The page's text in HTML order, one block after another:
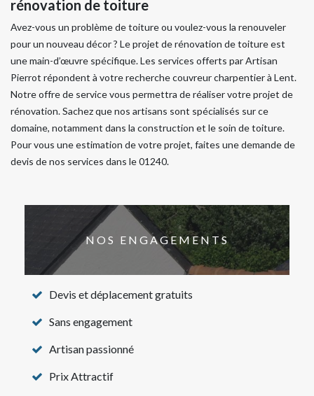
rénovation de toiture
Avez-vous un problème de toiture ou voulez-vous la renouveler
pour un nouveau décor ? Le projet de rénovation de toiture est
une main-d’œuvre spécifique. Les services offerts par Artisan
Pierrot répondent à votre recherche couvreur charpentier à Lent.
Notre offre de service vous permettra de réaliser votre projet de
rénovation. Sachez que nos artisans sont spécialisés sur ce
domaine, notamment dans la construction et le soin de toiture.
Pour vous une estimation de votre projet, faites une demande de
devis de nos services dans le 01240.
NOS ENGAGEMENTS
Devis et déplacement gratuits
Sans engagement
Artisan passionné
Prix Attractif